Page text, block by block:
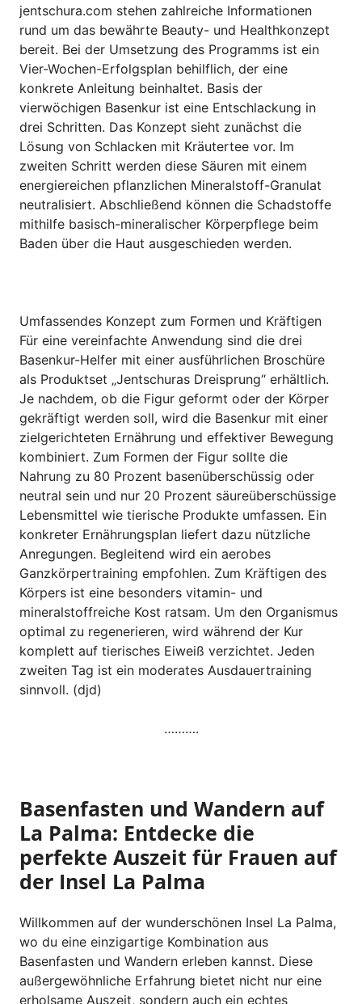
jentschura.com stehen zahlreiche Informationen
rund um das bewährte Beauty- und Healthkonzept
bereit. Bei der Umsetzung des Programms ist ein
Vier-Wochen-Erfolgsplan behilflich, der eine
konkrete Anleitung beinhaltet. Basis der
vierwöchigen Basenkur ist eine Entschlackung in
drei Schritten. Das Konzept sieht zunächst die
Lösung von Schlacken mit Kräutertee vor. Im
zweiten Schritt werden diese Säuren mit einem
energiereichen pflanzlichen Mineralstoff-Granulat
neutralisiert. Abschließend können die Schadstoffe
mithilfe basisch-mineralischer Körperpflege beim
Baden über die Haut ausgeschieden werden.
Umfassendes Konzept zum Formen und Kräftigen
Für eine vereinfachte Anwendung sind die drei
Basenkur-Helfer mit einer ausführlichen Broschüre
als Produktset „Jentschuras Dreisprung“ erhältlich.
Je nachdem, ob die Figur geformt oder der Körper
gekräftigt werden soll, wird die Basenkur mit einer
zielgerichteten Ernährung und effektiver Bewegung
kombiniert. Zum Formen der Figur sollte die
Nahrung zu 80 Prozent basenüberschüssig oder
neutral sein und nur 20 Prozent säureüberschüssige
Lebensmittel wie tierische Produkte umfassen. Ein
konkreter Ernährungsplan liefert dazu nützliche
Anregungen. Begleitend wird ein aerobes
Ganzkörpertraining empfohlen. Zum Kräftigen des
Körpers ist eine besonders vitamin- und
mineralstoffreiche Kost ratsam. Um den Organismus
optimal zu regenerieren, wird während der Kur
komplett auf tierisches Eiweiß verzichtet. Jeden
zweiten Tag ist ein moderates Ausdauertraining
sinnvoll. (djd)
……….
Basenfasten und Wandern auf
La Palma: Entdecke die
perfekte Auszeit für Frauen auf
der Insel La Palma
Willkommen auf der wunderschönen Insel La Palma,
wo du eine einzigartige Kombination aus
Basenfasten und Wandern erleben kannst. Diese
außergewöhnliche Erfahrung bietet nicht nur eine
erholsame Auszeit, sondern auch ein echtes